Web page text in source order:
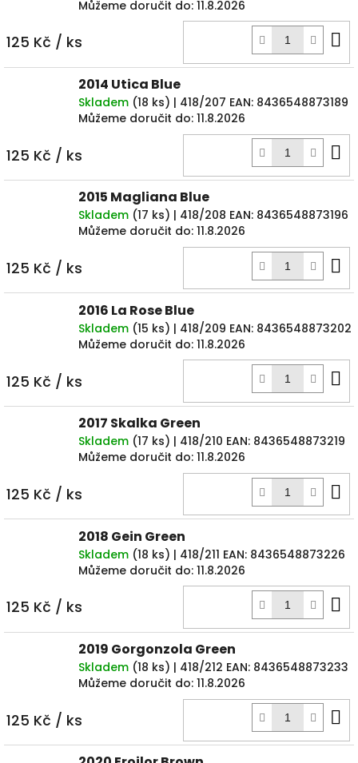
Můžeme doručit do: 11.8.2026
125 Kč / ks
2014 Utica Blue
Skladem (18 ks) | 418/207 EAN: 8436548873189
Můžeme doručit do: 11.8.2026
125 Kč / ks
2015 Magliana Blue
Skladem (17 ks) | 418/208 EAN: 8436548873196
Můžeme doručit do: 11.8.2026
125 Kč / ks
2016 La Rose Blue
Skladem (15 ks) | 418/209 EAN: 8436548873202
Můžeme doručit do: 11.8.2026
125 Kč / ks
2017 Skalka Green
Skladem (17 ks) | 418/210 EAN: 8436548873219
Můžeme doručit do: 11.8.2026
125 Kč / ks
2018 Gein Green
Skladem (18 ks) | 418/211 EAN: 8436548873226
Můžeme doručit do: 11.8.2026
125 Kč / ks
2019 Gorgonzola Green
Skladem (18 ks) | 418/212 EAN: 8436548873233
Můžeme doručit do: 11.8.2026
125 Kč / ks